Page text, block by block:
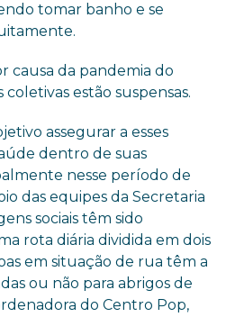
tomar banho e se
causa da pandemia do
coletivas estão suspensas.
assegurar a esses
dentro de suas
nesse período de
das equipes da Secretaria
sociais têm sido
rota diária dividida em dois
em situação de rua têm a
ou não para abrigos de
do Centro Pop,